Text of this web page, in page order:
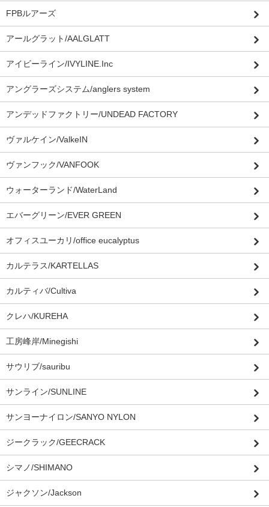
FPBルアーズ
アールグラット/AALGLATT
アイビーライン/IVYLINE.Inc
アングラーズシステム/anglers system
アンデッドファクトリー/UNDEAD FACTORY
ヴァルケイン/ValkeIN
ヴァンフック/VANFOOK
ウォーターランド/WaterLand
エバーグリーン/EVER GREEN
オフィスユーカリ/office eucalyptus
カルテラス/KARTELLAS
カルティバ/Cultiva
クレハ/KUREHA
工房峰岸/Minegishi
サウリブ/sauribu
サンライン/SUNLINE
サンヨーナイロン/SANYO NYLON
ジークラック/GEECRACK
シマノ/SHIMANO
ジャクソン/Jackson